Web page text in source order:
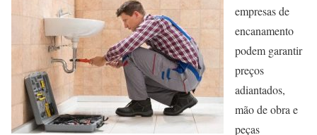
empresas de
encanamento
podem garantir
preços
adiantados,
mão de obra e
peças